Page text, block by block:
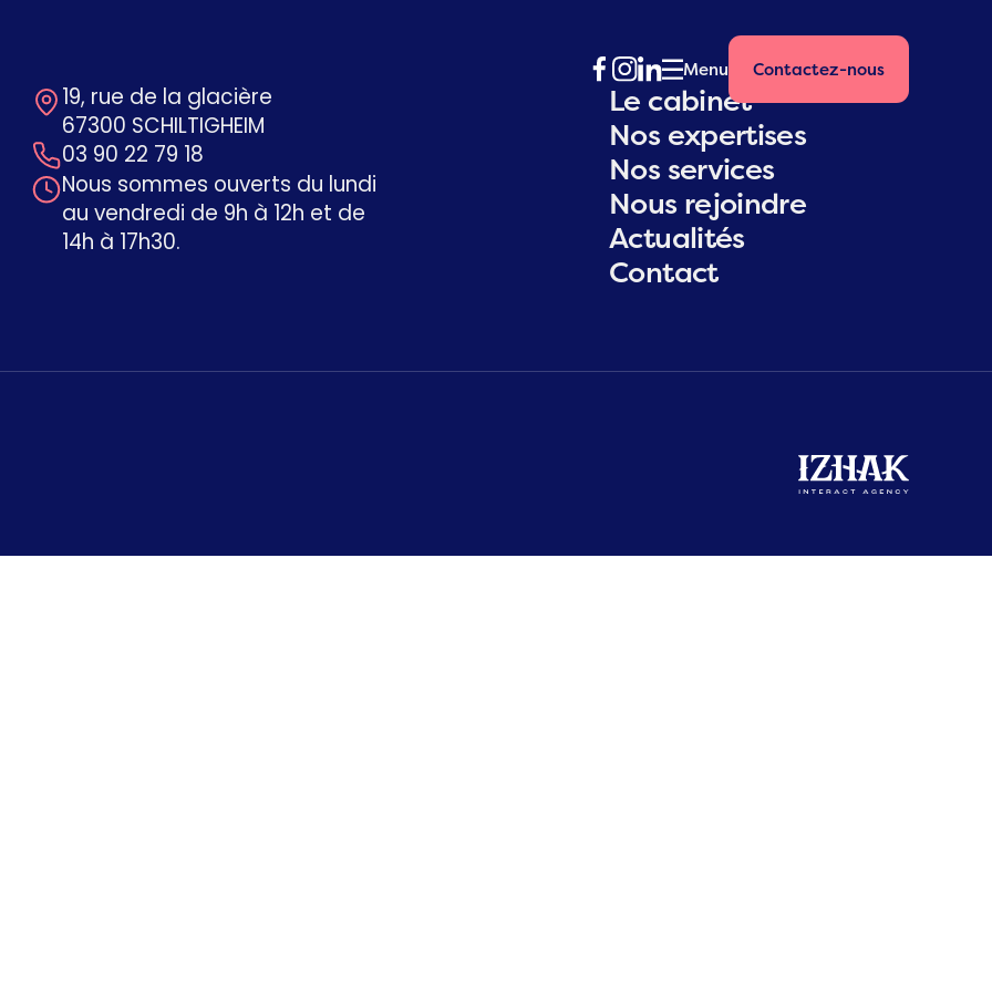
Menu Contactez-nous
19, rue de la glacière
67300 SCHILTIGHEIM
03 90 22 79 18
Nous sommes ouverts du lundi
au vendredi de 9h à 12h et de
14h à 17h30.
Le cabinet
Nos expertises
Nos services
Nous rejoindre
Actualités
Contact